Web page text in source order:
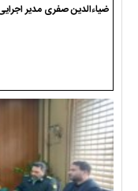
ضیاءالدین صفری مدیر